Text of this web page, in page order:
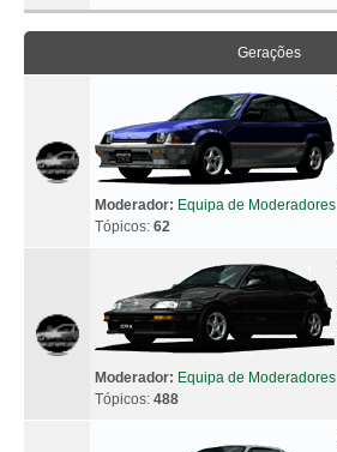
Gerações
Moderador: Equipa de Moderadores
Tópicos: 62
Moderador: Equipa de Moderadores
Tópicos: 488